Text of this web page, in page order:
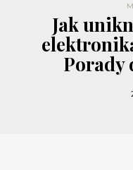
Jak
Porady